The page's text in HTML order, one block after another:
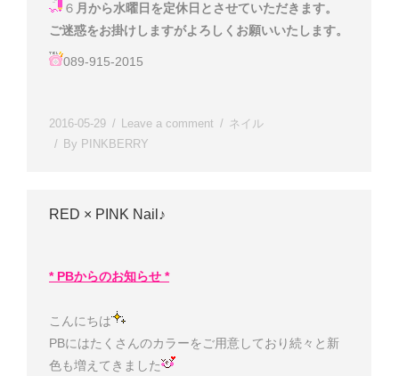
６ 月から水曜日を定休日とさせていただきます。
ご迷惑をお掛けしますがよろしくお願いいたします。
089-915-2015
2016-05-29 Leave a comment
ネイル
By PINKBERRY
RED × PINK Nail♪
* PBからのお知らせ *
こんにちは
PBにはたくさんのカラーをご用意しており続々と新
色も増えてきました